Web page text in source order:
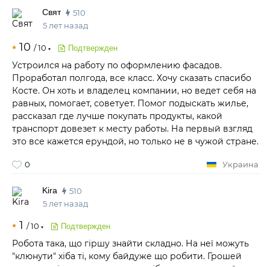
Cвят
510
5 лет назад
10 /10 Подтвержден
Устроился на работу по оформлению фасадов.
Проработал полгода, все класс. Хочу сказать спасибо
Косте. Он хоть и владелец компании, но ведет себя на
равных, помогает, советует. Помог подыскать жилье,
рассказал где лучше покупать продукты, какой
транспорт довезет к месту работы. На первый взгляд
это все кажется ерундой, но только не в чужой стране.
0 Украина
Kira
510
5 лет назад
1 /10 Подтвержден
Робота така, що гіршу знайти складно. На неї можуть
"клюнути" хіба ті, кому байдуже що робити. Грошей